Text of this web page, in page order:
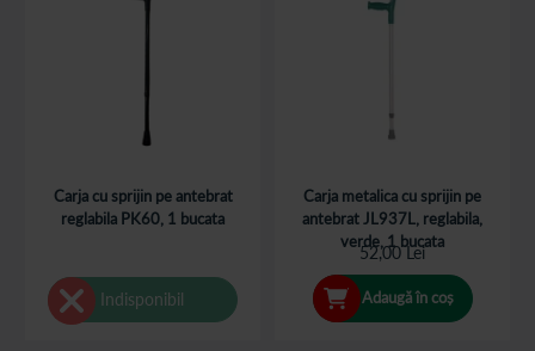
Carja cu sprijin pe antebrat
reglabila PK60, 1 bucata
Indisponibil
Carja metalica cu sprijin pe
antebrat JL937L, reglabila,
verde, 1 bucata
52,00 Lei
Adaugă în coș